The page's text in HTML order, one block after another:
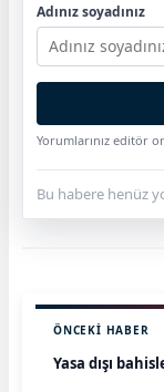
Adınız soyadınız
Yorumlarınız editör
Bu habere henüz
ÖNCEKI HABER
Yasa dışı